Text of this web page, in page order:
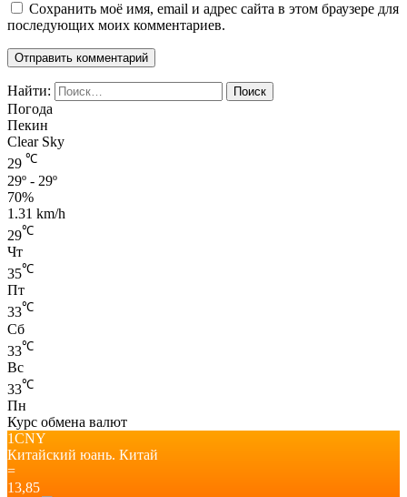
Сохранить моё имя, email и адрес сайта в этом браузере для
последующих моих комментариев.
Найти:
Погода
Пекин
Clear Sky
29 ℃
29º - 29º
70%
1.31 km/h
29℃
Чт
35℃
Пт
33℃
Сб
33℃
Вс
33℃
Пн
Курс обмена валют
1CNY
Китайский юань. Китай
=
13,85